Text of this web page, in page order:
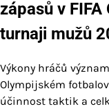
zápasů v
turnaji mužů
Výkony hráčů
Olympijském
účinnost taktik a